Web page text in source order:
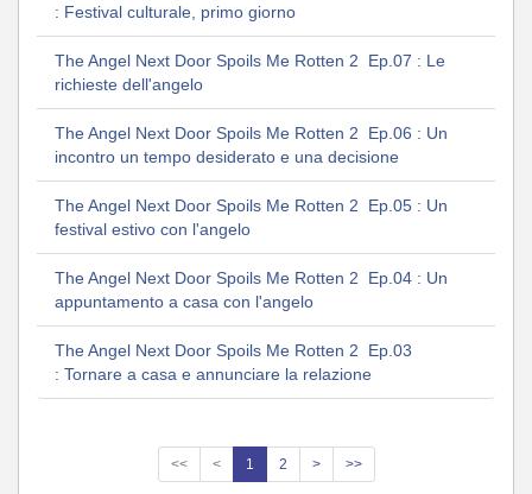
: Festival culturale, primo giorno
The Angel Next Door Spoils Me Rotten 2 Ep.07 : Le
richieste dell'angelo
The Angel Next Door Spoils Me Rotten 2 Ep.06 : Un
incontro un tempo desiderato e una decisione
The Angel Next Door Spoils Me Rotten 2 Ep.05 : Un
festival estivo con l'angelo
The Angel Next Door Spoils Me Rotten 2 Ep.04 : Un
appuntamento a casa con l'angelo
The Angel Next Door Spoils Me Rotten 2 Ep.03
: Tornare a casa e annunciare la relazione
<< < 1 2 > >>